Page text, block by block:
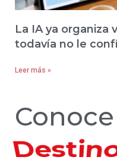
La IA ya organiza
todavía no le
Leer más »